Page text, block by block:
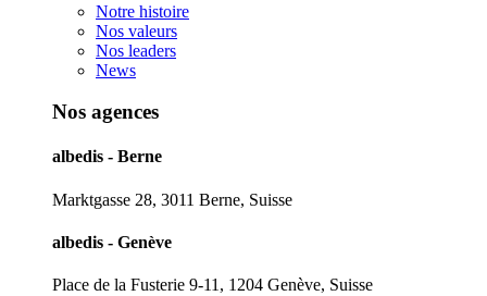
Notre histoire
Nos valeurs
Nos leaders
News
Nos agences
albedis - Berne
Marktgasse 28, 3011 Berne, Suisse
albedis - Genève
Place de la Fusterie 9-11, 1204 Genève, Suisse